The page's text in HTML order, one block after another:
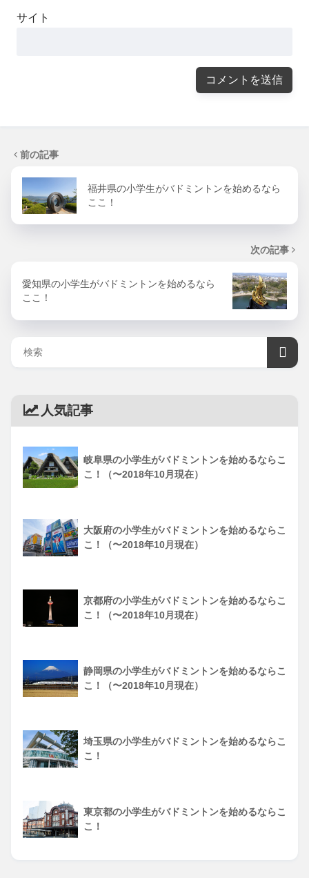
サイト
前の記事
福井県の小学生がバドミントンを始めるなら
ここ！
次の記事
愛知県の小学生がバドミントンを始めるなら
ここ！
人気記事
岐阜県の小学生がバドミントンを始めるならこ
こ！（〜2018年10月現在）
大阪府の小学生がバドミントンを始めるならこ
こ！（〜2018年10月現在）
京都府の小学生がバドミントンを始めるならこ
こ！（〜2018年10月現在）
静岡県の小学生がバドミントンを始めるならこ
こ！（〜2018年10月現在）
埼玉県の小学生がバドミントンを始めるならこ
こ！
東京都の小学生がバドミントンを始めるならこ
こ！